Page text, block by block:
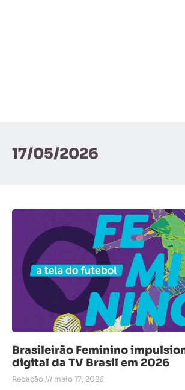
17/05/2026
Brasileirão Feminino
digital da TV Brasil em 2026
Redação maio 17, 2026